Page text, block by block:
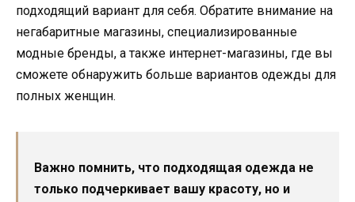
подходящий вариант для себя. Обратите внимание на
негабаритные магазины, специализированные
модные бренды, а также интернет-магазины, где вы
сможете обнаружить больше вариантов одежды для
полных женщин.
Важно помнить, что подходящая одежда не
только подчеркивает вашу красоту, но и